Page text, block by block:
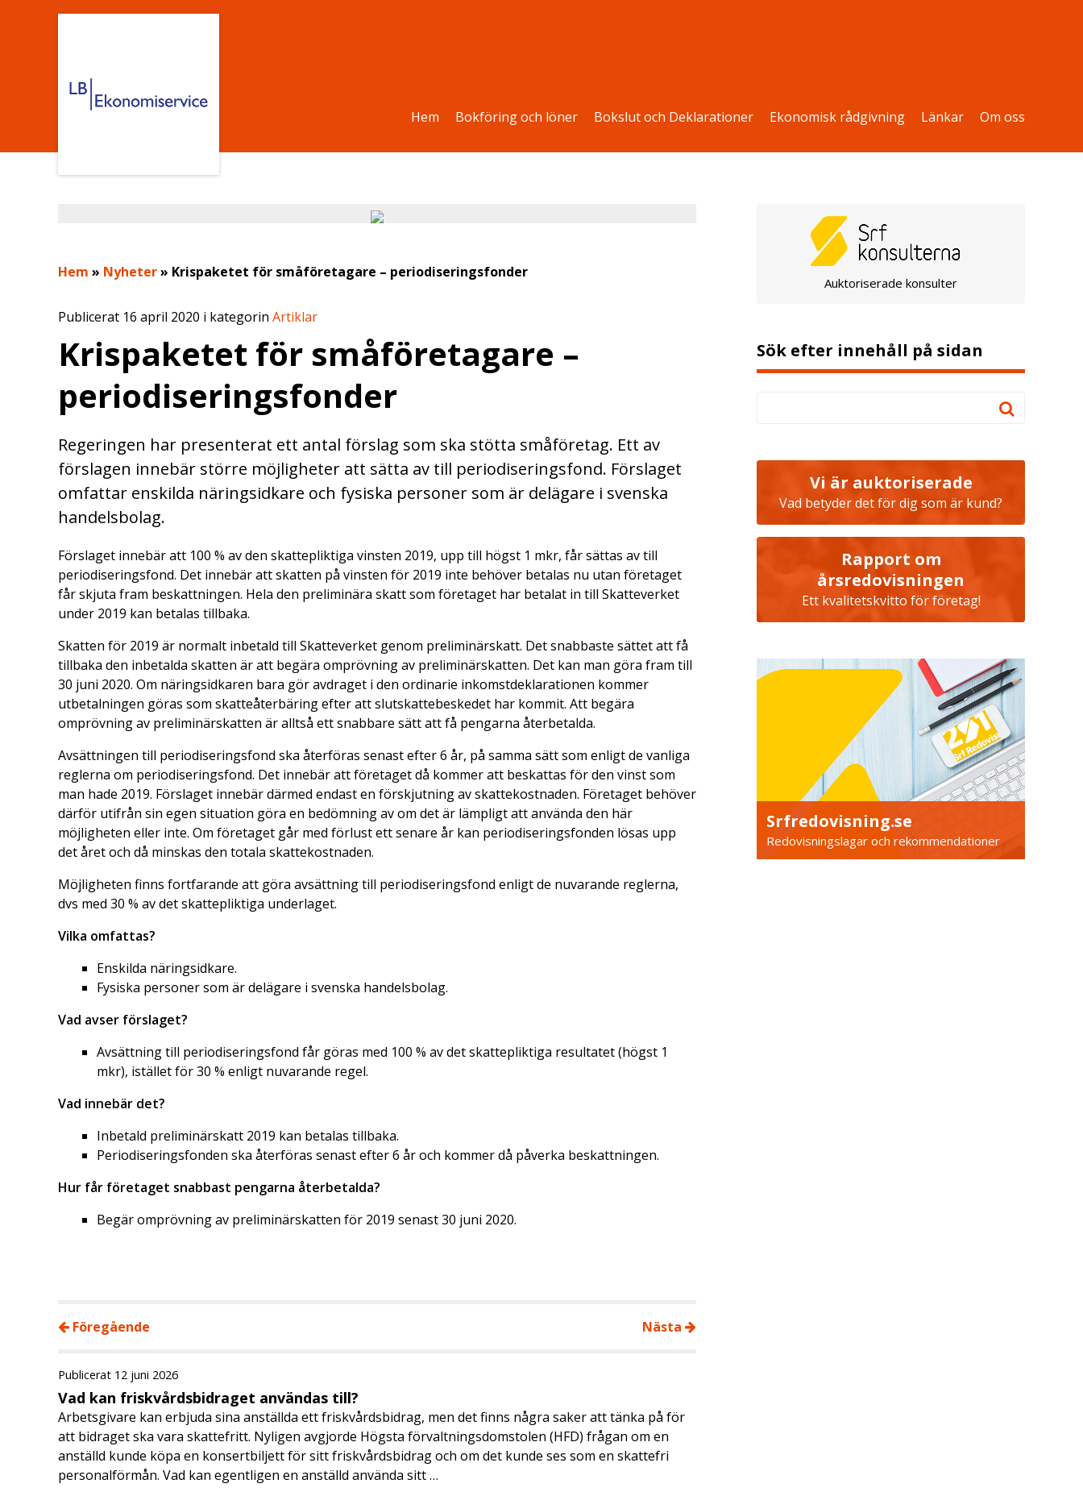
Hem Bokföring och löner Bokslut och Deklarationer Ekonomisk rådgivning Länkar Om oss
Hem » Nyheter» Krispaketet för småföretagare – periodiseringsfonder
Publicerat 16 april 2020 i kategorin Artiklar
Krispaketet för småföretagare –
periodiseringsfonder
Regeringen har presenterat ett antal förslag som ska stötta småföretag. Ett av
förslagen innebär större möjligheter att sätta av till periodiseringsfond. Förslaget
omfattar enskilda näringsidkare och fysiska personer som är delägare i svenska
handelsbolag.
Förslaget innebär att 100 % av den skattepliktiga vinsten 2019, upp till högst 1 mkr, får sättas av till
periodiseringsfond. Det innebär att skatten på vinsten för 2019 inte behöver betalas nu utan företaget
får skjuta fram beskattningen. Hela den preliminära skatt som företaget har betalat in till Skatteverket
under 2019 kan betalas tillbaka.
Skatten för 2019 är normalt inbetald till Skatteverket genom preliminärskatt. Det snabbaste sättet att få
tillbaka den inbetalda skatten är att begära omprövning av preliminärskatten. Det kan man göra fram till
30 juni 2020. Om näringsidkaren bara gör avdraget i den ordinarie inkomstdeklarationen kommer
utbetalningen göras som skatteåterbäring efter att slutskattebeskedet har kommit. Att begära
omprövning av preliminärskatten är alltså ett snabbare sätt att få pengarna återbetalda.
Avsättningen till periodiseringsfond ska återföras senast efter 6 år, på samma sätt som enligt de vanliga
reglerna om periodiseringsfond. Det innebär att företaget då kommer att beskattas för den vinst som
man hade 2019. Förslaget innebär därmed endast en förskjutning av skattekostnaden. Företaget behöver
därför utifrån sin egen situation göra en bedömning av om det är lämpligt att använda den här
möjligheten eller inte. Om företaget går med förlust ett senare år kan periodiseringsfonden lösas upp
det året och då minskas den totala skattekostnaden.
Möjligheten finns fortfarande att göra avsättning till periodiseringsfond enligt de nuvarande reglerna,
dvs med 30 % av det skattepliktiga underlaget.
Vilka omfattas?
Enskilda näringsidkare.
Fysiska personer som är delägare i svenska handelsbolag.
Vad avser förslaget?
Avsättning till periodiseringsfond får göras med 100 % av det skattepliktiga resultatet (högst 1
mkr), istället för 30 % enligt nuvarande regel.
Vad innebär det?
Inbetald preliminärskatt 2019 kan betalas tillbaka.
Periodiseringsfonden ska återföras senast efter 6 år och kommer då påverka beskattningen.
Hur får företaget snabbast pengarna återbetalda?
Begär omprövning av preliminärskatten för 2019 senast 30 juni 2020.
Föregående Nästa
Publicerat 12 juni 2026
Vad kan friskvårdsbidraget användas till?
Arbetsgivare kan erbjuda sina anställda ett friskvårdsbidrag, men det finns några saker att tänka på för
att bidraget ska vara skattefritt. Nyligen avgjorde Högsta förvaltningsdomstolen (HFD) frågan om en
anställd kunde köpa en konsertbiljett för sitt friskvårdsbidrag och om det kunde ses som en skattefri
personalförmån. Vad kan egentligen en anställd använda sitt …
Auktoriserade konsulter
Sök efter innehåll på sidan
Vi är auktoriserade
Vad betyder det för dig som är kund?
Rapport om
årsredovisningen
Ett kvalitetskvitto för företag!
Srfredovisning.se
Redovisningslagar och rekommendationer